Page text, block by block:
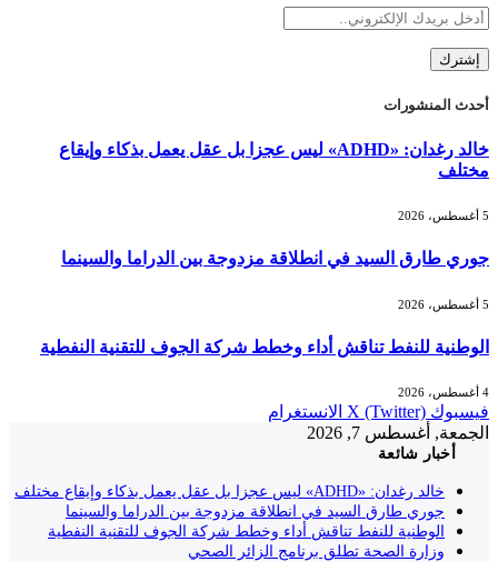
أحدث المنشورات
خالد رغدان: «ADHD» ليس عجزا بل عقل يعمل بذكاء وإيقاع
مختلف
جوري طارق السيد في انطلاقة مزدوجة بين الدراما والسينما
الوطنية للنفط تناقش أداء وخطط شركة الجوف للتقنية النفطية
فيسبوك X (Twitter) الانستغرام
الجمعة, أغسطس 7, 2026
أخبار شائعة
خالد رغدان: «ADHD» ليس عجزا بل عقل يعمل بذكاء وإيقاع مختلف
جوري طارق السيد في انطلاقة مزدوجة بين الدراما والسينما
الوطنية للنفط تناقش أداء وخطط شركة الجوف للتقنية النفطية
وزارة الصحة تطلق برنامج الزائر الصحي